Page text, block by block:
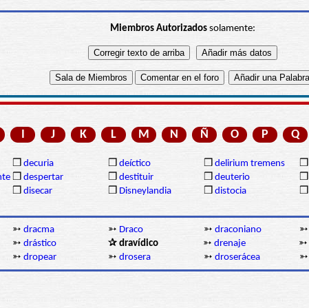
Miembros Autorizadossolamente:
I J K L M N Ñ O P Q
❒ decuria ❒ deíctico ❒ delirium tremens ❒
❒ despertar ❒ destituir ❒ deuterio ❒
❒ disecar ❒ Disneylandia ❒ distocia ❒
➳ dracma ➳ Draco ➳ draconiano ➳
➳ drástico ✰ dravídico ➳ drenaje ➳
➳ dropear ➳ drosera ➳ droserácea ➳